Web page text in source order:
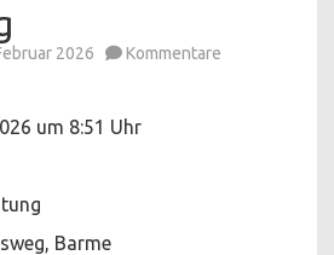
2026
Kommentare
um 8:51 Uhr
Barme